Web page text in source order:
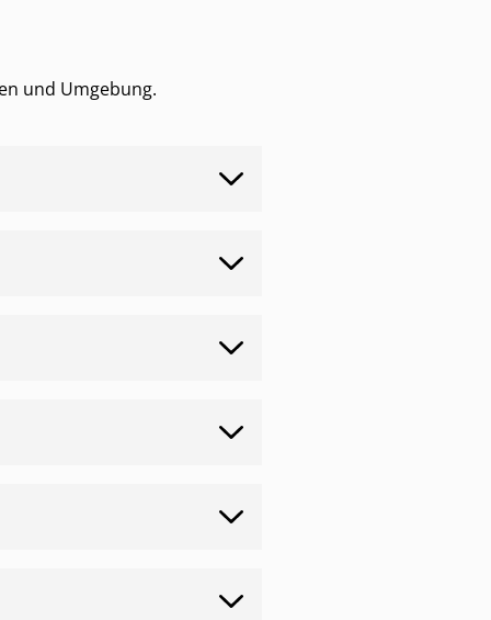
und Umgebung.